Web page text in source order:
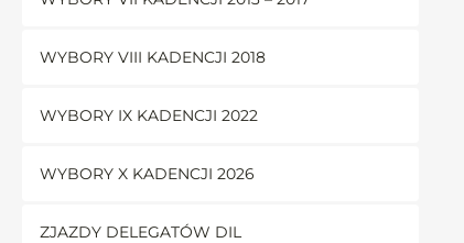
WYBORY VIII KADENCJI 2018
WYBORY IX KADENCJI 2022
WYBORY X KADENCJI 2026
ZJAZDY DELEGATÓW DIL